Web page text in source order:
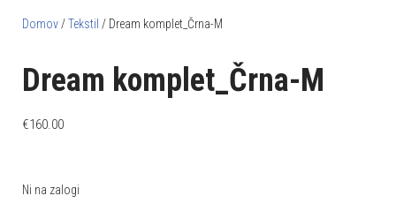
Domov /Tekstil / Dream komplet_Črna-M
Dream komplet_Črna-M
€160.00
Ni na zalogi